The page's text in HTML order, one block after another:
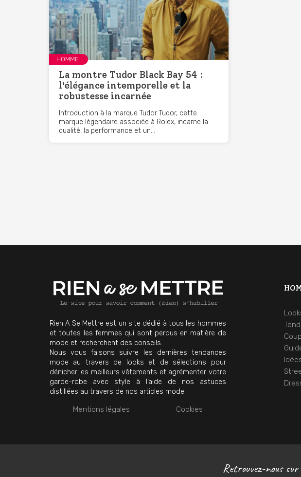
HOMME
La montre Tudor Black Bay 54 :
l'élégance intemporelle et la
robustesse incarnée
Introduction à la marque Tudor Tudor, cette
marque légendaire associée à Rolex, incarne la
qualité, la performance et un...
Rien A Se Mettre est un site dédié à tous les hommes
et toutes les femmes qui sont perdus en matière de
mode et recherchent des conseils.
Nous vous faisons suivre les dernières tendances
mode au travers de looks et de sélections pour
dénicher les meilleurs vêtements et agrémenter votre
garde-robe avec style à l’aide de nos astuces
distillées au travers de nos articles mode.
Mentions légales Cookies
Retrouvez-nous